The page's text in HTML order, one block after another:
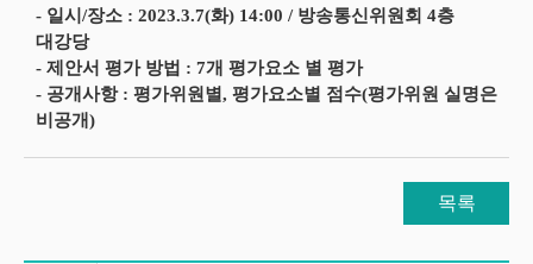
- 일시/장소 : 2023.3.7(화) 14:00 / 방송통신위원회 4층
대강당
- 제안서 평가 방법 : 7개 평가요소 별 평가
- 공개사항 : 평가위원별, 평가요소별 점수(평가위원 실명은
비공개)
목록